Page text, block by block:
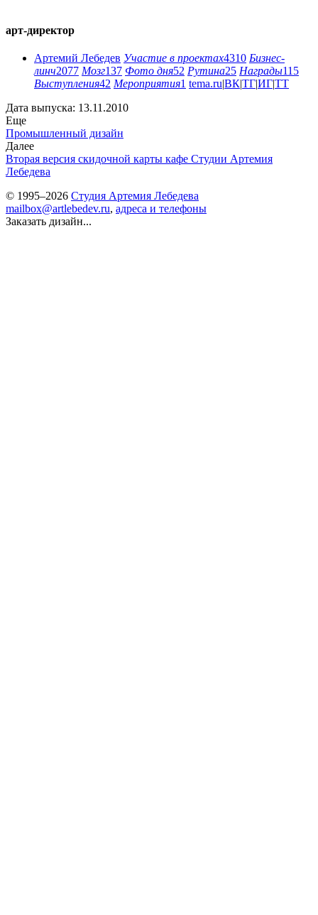
арт-директор
Артемий Лебедев Участие в проектах4310 Бизнес-
линч2077 Мозг137 Фото дня52 Рутина25 Награды115
Выступления42 Мероприятия1 tema.ru|ВК|ТГ|ИГ|ТТ
Дата выпуска: 13.11.2010
Еще
Промышленный дизайн
Далее
Вторая версия скидочной карты кафе Студии Артемия
Лебедева
© 1995–2026 Студия Артемия Лебедева
mailbox@artlebedev.ru, адреса и телефоны
Заказать дизайн...